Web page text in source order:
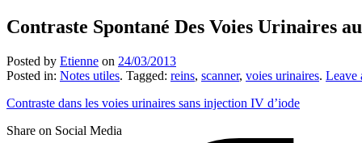
Contraste Spontané Des Voies Urinaires
Posted by Etienne on 24/03/2013
Posted in: Notes utiles. Tagged: reins, scanner, voies urinaires. Leave
Contraste dans les voies urinaires sans injection IV d’iode
Share on Social Media